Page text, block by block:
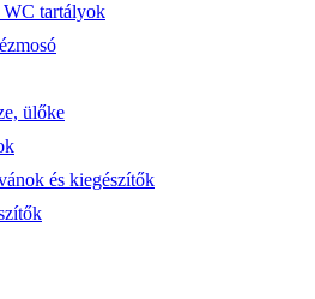
tartályok
ülőke
és kiegészítők